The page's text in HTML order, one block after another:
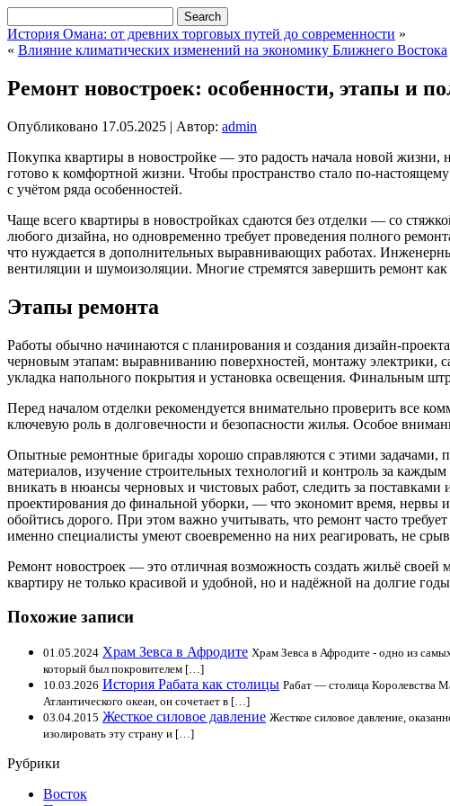
История Омана: от древних торговых путей до современности »
« Влияние климатических изменений на экономику Ближнего Востока
Ремонт новостроек: особенности, этапы и
Опубликовано 17.05.2025 | Автор: admin
Покупка квартиры в новостройке — это радость начала новой жизни,
готово к комфортной жизни. Чтобы пространство стало по-
с учётом ряда особенностей.
Чаще всего квартиры в новостройках сдаются без отделки — со
любого дизайна, но одновременно требует проведения полного
что нуждается в дополнительных выравнивающих работах.
вентиляции и шумоизоляции. Многие стремятся завершить ремонт как
Этапы ремонта
Работы обычно начинаются с планирования и создания дизайн-
черновым этапам: выравниванию поверхностей, монтажу электрики,
укладка напольного покрытия и установка освещения. Финальным
Перед началом отделки рекомендуется внимательно проверить все
ключевую роль в долговечности и безопасности жилья. Особое
Опытные ремонтные бригады хорошо справляются с этими задачами,
материалов, изучение строительных технологий и контроль за
вникать в нюансы черновых и чистовых работ, следить за
проектирования до финальной уборки, — что экономит время, нервы
обойтись дорого. При этом важно учитывать, что ремонт часто
именно специалисты умеют своевременно на них реагировать, не
Ремонт новостроек — это отличная возможность создать жильё
квартиру не только красивой и удобной, но и надёжной на долгие
Похожие записи
01.05.2024 Храм Зевса в Афродите Храм Зевса в Афродите - одно из
который был покровителем […]
10.03.2026 История Рабата как столицы Рабат — столица Королевства
Атлантического океан, он сочетает в […]
03.04.2015 Жесткое силовое давление Жесткое силовое давление,
изолировать эту страну и […]
Рубрики
Восток